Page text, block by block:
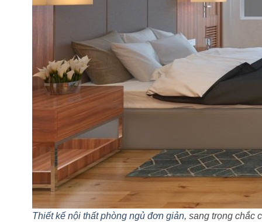
Thiết kế nội thất phòng ngủ đơn giản, sang trọng chắc